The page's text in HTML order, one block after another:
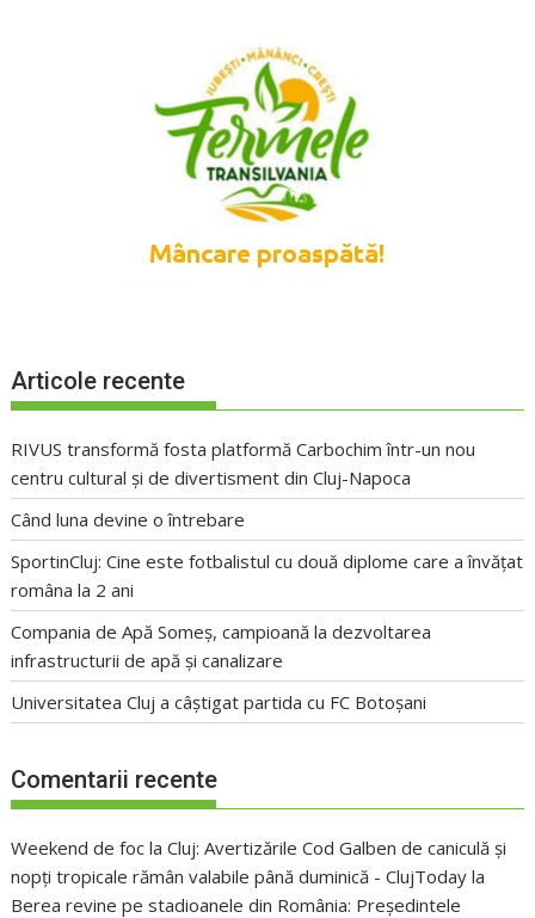
Articole recente
RIVUS transformă fosta platformă Carbochim într-un nou
centru cultural și de divertisment din Cluj-Napoca
Când luna devine o întrebare
SportinCluj: Cine este fotbalistul cu două diplome care a învățat
româna la 2 ani
Compania de Apă Someș, campioană la dezvoltarea
infrastructurii de apă și canalizare
Universitatea Cluj a câștigat partida cu FC Botoșani
Comentarii recente
Weekend de foc la Cluj: Avertizările Cod Galben de caniculă și
nopți tropicale rămân valabile până duminică - ClujToday la
Berea revine pe stadioanele din România: Președintele